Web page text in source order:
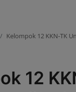
Kelompok 12 KKN-TK
12